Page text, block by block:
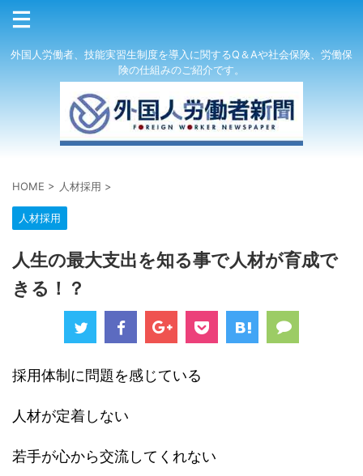
外国人労働者、技能実習生制度を導入に関するQ＆Aや社会保険、労働保
険の仕組みのご紹介です。
HOME > 人材採用 >
人材採用
人生の最大支出を知る事で人材が育成で
きる！？
採用体制に問題を感じている
人材が定着しない
若手が心から交流してくれない